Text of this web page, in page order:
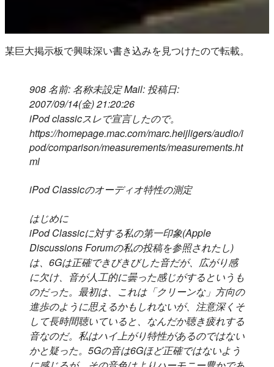
某巨大掲示板で興味深い書き込みを見つけたので転載。
908 名前: 名称未設定 Mail: 投稿日:
2007/09/14(金) 21:20:26
iPod classicスレで宣言したので。
https://homepage.mac.com/marc.heijligers/audio/i
pod/comparison/measurements/measurements.ht
ml
iPod Classicのオーディオ特性の測定
はじめに
iPod Classicに対する私の第一印象(Apple
Discussions Forumの私の投稿を参照されたし)
は、6Gは正確できびきびした音だが、広がり感
に欠け、音が人工的に曇った感じがするというも
のだった。最初は、これは「クリーンな」方向の
進歩のように思えるかもしれないが、注意深くそ
して長時間聴いていると、なんだか聴き疲れする
音なのだ。私はハイ上がり特性があるのではない
かと疑った。5Gの音は6Gほど正確ではないよう